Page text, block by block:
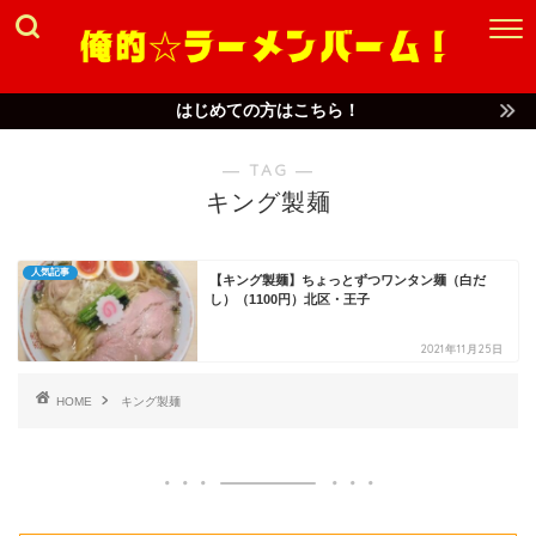
はじめての方はこちら！
― TAG ―
キング製麺
人気記事
【キング製麺】ちょっとずつワンタン麺（白だ
し）（1100円）北区・王子
2021年11月25日
HOME キング製麺